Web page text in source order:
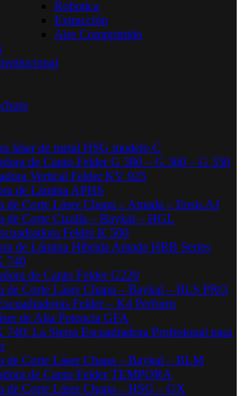
Robotica
Extracción
Aire Comprimido
láser de metal HSG modelo C​
de Canto Felder G 380 – G 360 – G 330
Vertical Felder KV 925
de Lámina APHS
de Corte Láser Chapa – Amada – Ensis AJ
de Corte Cizalla – Baykal – HGL
Felder K 500
de Lámina Híbrida Amada HRB Series
740
de Canto Felder G220
de Corte Láser Chapa – Baykal – BLS PRO
Felder – K4 Perform
de Alta Potencia GFA
740: La Sierra Escuadradora Profesional para
de Corte Láser Chapa – Baykal – BLM
de Canto Felder TEMPORA
de Corte Láser Chapa – HSG – GX